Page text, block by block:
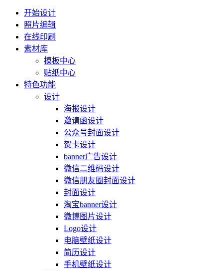
开始设计
照片编辑
在线印刷
素材库
模板中心
贴纸中心
特色功能
设计
海报设计
邀请函设计
公众号封面设计
贺卡设计
banner广告设计
微信二维码设计
微信朋友圈封面设计
封面设计
淘宝banner设计
微博图片设计
Logo设计
电脑壁纸设计
简历设计
手机壁纸设计